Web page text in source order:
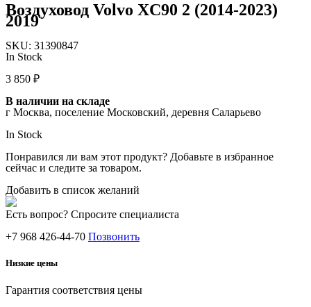
Воздуховод Volvo XC90 2 (2014-2023)
2019
SKU: 31390847
In Stock
3 850 ₽
В наличии на складе
г Москва, поселение Московский, деревня Саларьево
In Stock
Понравился ли вам этот продукт? Добавьте в избранное
сейчас и следите за товаром.
Добавить в список желаний
Есть вопрос? Спросите специалиста
+7 968 426-44-70 Позвонить
Низкие цены
Гарантия соответствия цены